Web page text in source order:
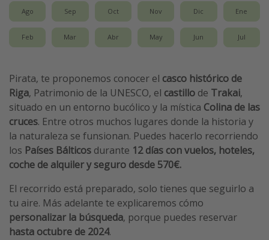
Más temas
Trabajar en el extranjero
Cruceros por el Mediterráneo
Guía de equipaje de mano
Parques de atracciones
Viaja con musicales
El Rey León el musical
Harry Potter en Londres y otros destinos
Eventos deportivos
Ago Sep Oct Nov Dic Ene
Feb Mar Abr May Jun Jul
Pirata, te proponemos conocer el casco histórico de
Riga, Patrimonio de la UNESCO, el castillo de Trakai,
situado en un entorno bucólico y la mística Colina de las
cruces. Entre otros muchos lugares donde la historia y
la naturaleza se funsionan. Puedes hacerlo recorriendo
los Países Bálticos durante 12 días con vuelos, hoteles,
coche de alquiler y seguro desde 570€.
El recorrido está preparado, solo tienes que seguirlo a
tu aire. Más adelante te explicaremos cómo
personalizar la búsqueda, porque puedes reservar
hasta octubre de 2024.